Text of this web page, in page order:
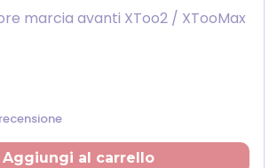
marcia avanti XToo2 / XTooMax
Aggiungi al carrello